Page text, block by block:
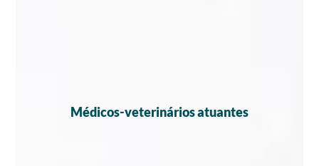
Médicos-veterinários atuantes